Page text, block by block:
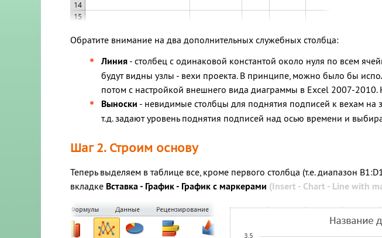
Обратите внимание на два дополнительных служебных столбца:
Линия- столбец с одинаковой константой около нуля по всем
будут видны узлы - вехи проекта. В принципе, можно было бы
потом с настройкой внешнего вида диаграммы в Excel 2007-
Выноски - невидимые столбцы для поднятия подписей к вехам на
т.д. задают уровень поднятия подписей над осью времени и
Шаг 2. Строим основу
Теперь выделяем в таблице все, кроме первого столбца (т.е. диапазон
вкладке Вставка - График - График с маркерами (Insert - Chart - Line with